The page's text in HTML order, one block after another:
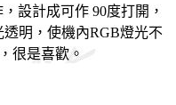
設計成可作 90度打開，
明，使機內RGB燈光不
很是喜歡。